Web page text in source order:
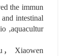
the immun
intestinal
,aquacultur
， Xiaowen